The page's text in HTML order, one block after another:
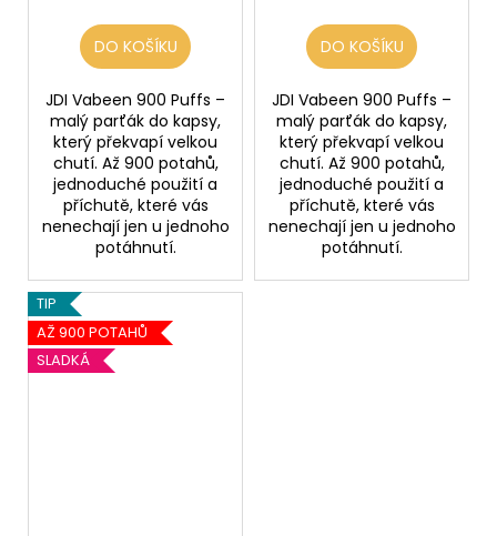
DO KOŠÍKU
JDI Vabeen 900 Puffs –
malý parťák do kapsy,
který překvapí velkou
chutí. Až 900 potahů,
jednoduché použití a
příchutě, které vás
nenechají jen u jednoho
potáhnutí.
DO KOŠÍKU
JDI Vabeen 900 Puffs –
malý parťák do kapsy,
který překvapí velkou
chutí. Až 900 potahů,
jednoduché použití a
příchutě, které vás
nenechají jen u jednoho
potáhnutí.
TIP
AŽ 900 POTAHŮ
SLADKÁ